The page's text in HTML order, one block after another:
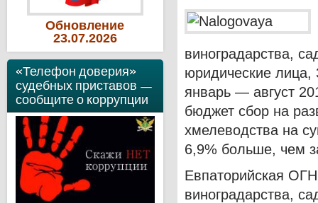
Обновление
23.07.2026
«Телефон доверия»
судебных приставов —
сообщите о коррупции
виноградарства,
юридические лица,
январь — август
бюджет сбор на
хмелеводства на
6,9% больше, чем
Евпаторийская
виноградарства,